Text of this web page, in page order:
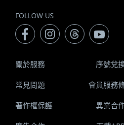
FOLLOW US
關於服務 序號兌
常見問題 會員服務
著作權保護 異業合